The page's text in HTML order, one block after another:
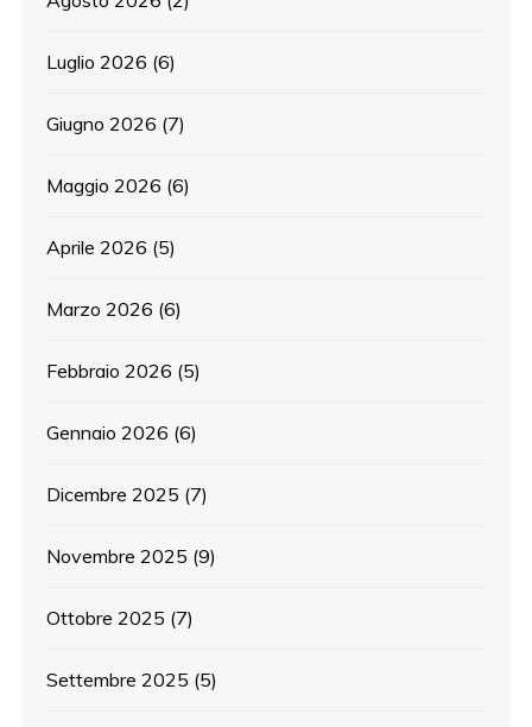
Luglio 2026 (6)
Giugno 2026 (7)
Maggio 2026 (6)
Aprile 2026 (5)
Marzo 2026 (6)
Febbraio 2026 (5)
Gennaio 2026 (6)
Dicembre 2025 (7)
Novembre 2025 (9)
Ottobre 2025 (7)
Settembre 2025 (5)